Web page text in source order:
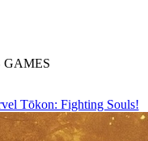
GAMES
Tōkon: Fighting Souls!